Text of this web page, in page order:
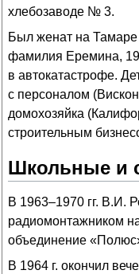
хлебозаводе № 3.
Был женат на
фамилия Еремина,
в автокатастрофе.
с персоналом
домохозяйка
строительным
Школьные и
В 1963–1970 гг. В.И.
радиомонтажником
объединение
В 1964 г. окончил